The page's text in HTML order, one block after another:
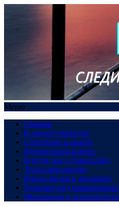
Меню
Главная
В сердце общества
Созидание и рынок
Финансовый компас
В пути: все о транспорте
Техно-революция
Рынок жилья в динамике
Здоровье под микроскопом
Инновации и возможности